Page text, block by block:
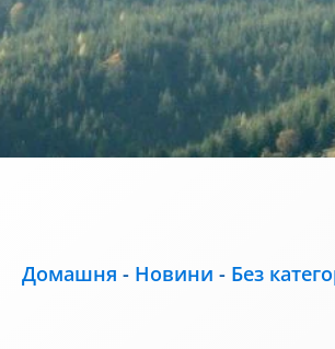
Домашня - Новини - Без